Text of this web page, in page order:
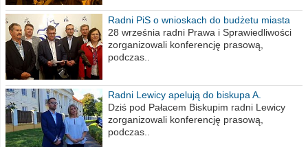
Radni PiS o wnioskach do budżetu miasta
na 2021 rok
28 września radni Prawa i Sprawiedliwości
zorganizowali konferencję prasową,
podczas..
Radni Lewicy apelują do biskupa A.
Wiesława Meringa
Dziś pod Pałacem Biskupim radni Lewicy
zorganizowali konferencję prasową,
podczas..